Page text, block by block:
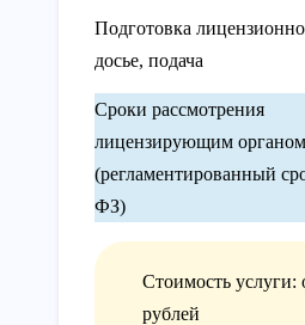
Подготовка
досье, подача
Сроки рассмотрения
лицензирующим органом
(регламентированный
ФЗ)
Стоимость услуги:
рублей